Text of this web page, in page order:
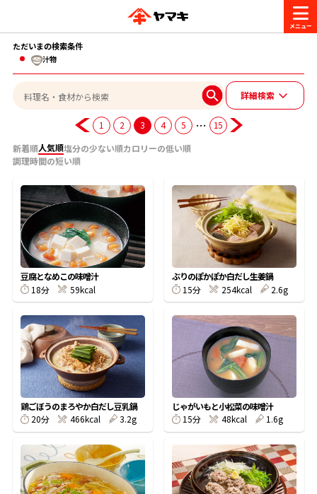
商品情報
ヤマキ『めんつゆ』 ヤマキ 割烹白だし
旨さ、別格。だし屋の鍋 韓福善シリーズ
レシピ
おいしいレシピを探す
おいしいレシピトップ
主食レシピ
主菜レシピ
汁物レシピ
時短レシピ
おいしいレシピを商品から探す
かつお節レシピ
かつお節・だしを楽しむ
かつお節・だしを知る
だしの取り方
かつお節の削り方
かつお節・だしをもっと知る
ヤマキ かつお節プラス®
かつお節・だしを楽しむ
だしコミュ
CM・キャンペーン
キャンペーン一覧
企業・採用情報
企業情報
- 百年対話
- ヤマキ かつお節プラス®
採用情報
- ジョブリターン制
お問い合わせ
ヤマキお客様相談室
オンラインショップ
コミュニティサイト
Global
ただいまの検索条件
汁物
詳細検索
1 2 3 4 5 …
15
新着順人気順塩分の少ない順カロリーの低い順
調理時間の短い順
豆腐となめこの味噌汁
18分
59kcal
ぶりのぽかぽか白だし生姜鍋
15分
254kcal 2.6g
鶏ごぼうのまろやか白だし豆乳鍋
20分
466kcal 3.2g
じゃがいもと小松菜の味噌汁
15分
48kcal 1.6g